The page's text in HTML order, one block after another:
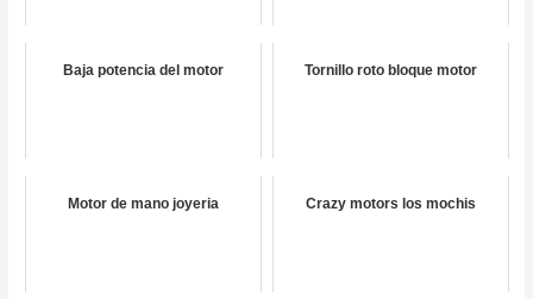
Baja potencia del motor Tornillo roto bloque motor
Motor de mano joyeria Crazy motors los mochis